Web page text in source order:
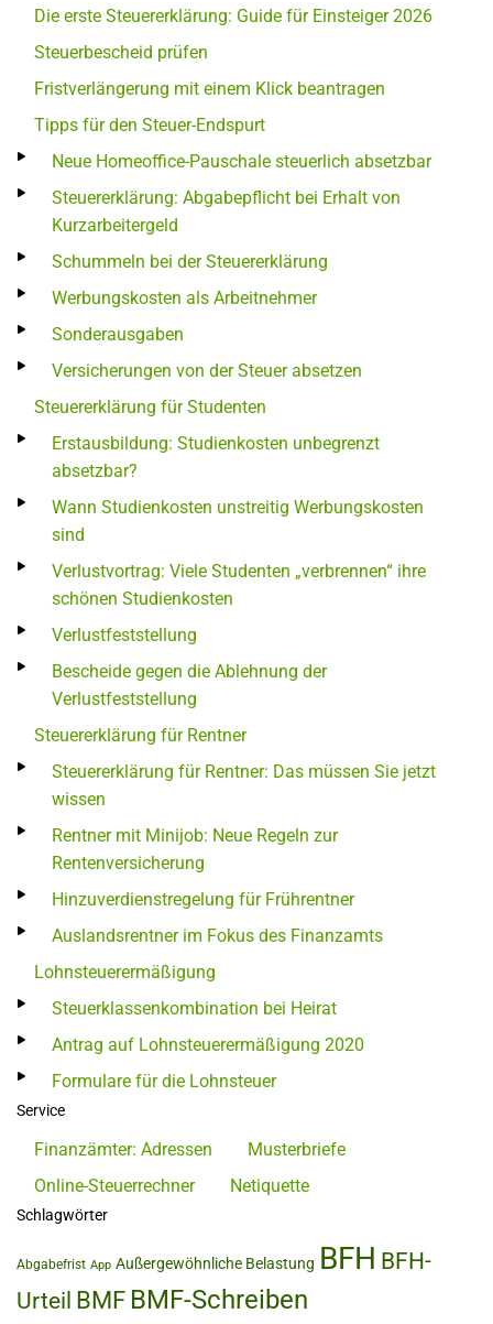
Die erste Steuererklärung: Guide für Einsteiger 2026
Steuerbescheid prüfen
Fristverlängerung mit einem Klick beantragen
Tipps für den Steuer-Endspurt
Neue Homeoffice-Pauschale steuerlich absetzbar
Steuererklärung: Abgabepflicht bei Erhalt von
Kurzarbeitergeld
Schummeln bei der Steuererklärung
Werbungskosten als Arbeitnehmer
Sonderausgaben
Versicherungen von der Steuer absetzen
Steuererklärung für Studenten
Erstausbildung: Studienkosten unbegrenzt
absetzbar?
Wann Studienkosten unstreitig Werbungskosten
sind
Verlustvortrag: Viele Studenten „verbrennen“ ihre
schönen Studienkosten
Verlustfeststellung
Bescheide gegen die Ablehnung der
Verlustfeststellung
Steuererklärung für Rentner
Steuererklärung für Rentner: Das müssen Sie jetzt
wissen
Rentner mit Minijob: Neue Regeln zur
Rentenversicherung
Hinzuverdienstregelung für Frührentner
Auslandsrentner im Fokus des Finanzamts
Lohnsteuerermäßigung
Steuerklassenkombination bei Heirat
Antrag auf Lohnsteuerermäßigung 2020
Formulare für die Lohnsteuer
Service
Finanzämter: Adressen
Musterbriefe
Online-Steuerrechner
Netiquette
Schlagwörter
Abgabefrist App Außergewöhnliche Belastung BFH BFH-
Urteil BMF BMF-Schreiben